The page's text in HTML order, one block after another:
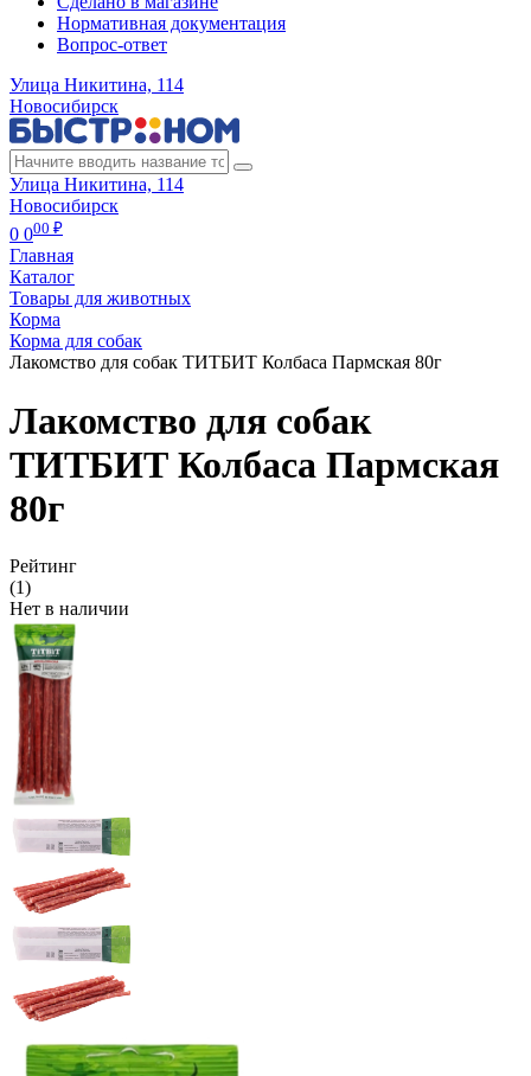
Нормативная документация
Вопрос-ответ
Улица Никитина, 114
Новосибирск
Улица Никитина, 114
Новосибирск
0 000 ₽
Главная
Каталог
Товары для животных
Корма
Корма для собак
Лакомство для собак ТИТБИТ Колбаса Пармская 80г
Лакомство для собак
ТИТБИТ Колбаса Пармская
80г
Рейтинг
(1)
Нет в наличии